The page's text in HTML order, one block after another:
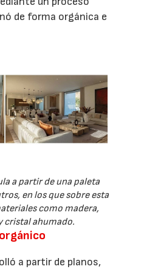
de forma orgánica e
a partir de una paleta
en los que sobre esta
como madera,
cristal ahumado.
a partir de planos,